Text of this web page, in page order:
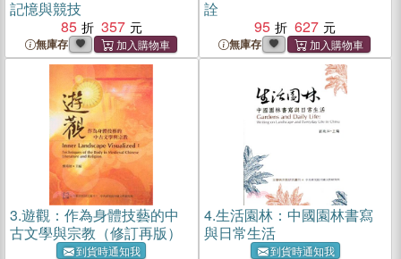
記憶與競技
85
357
無庫存
詮
95
627
無庫存
3.遊觀：作為身體技藝的中
古文學與宗教（修訂再版）
到貨時通知我
4.生活園林：中國園林書寫
與日常生活
到貨時通知我